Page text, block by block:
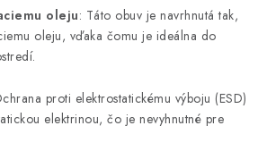
oleju: Táto obuv je navrhnutá tak,
oleju, vďaka čomu je ideálna do
proti elektrostatickému výboju (ESD)
elektrinou, čo je nevyhnutné pre